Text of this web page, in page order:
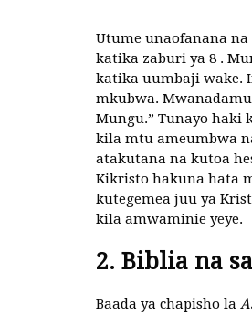
Utume unaofanana
katika zaburi ya 8 .
katika uumbaji wake.
mkubwa.
Mungu.” Tunayo
kila mtu ameumbwa
atakutana na kutoa
Kikristo hakuna hata
kutegemea juu ya
kila amwaminie yeye.
2. Biblia na
Baada ya chapisho la